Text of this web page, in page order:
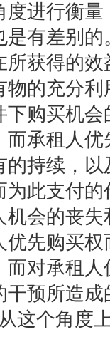
进行衡
是有差别
获得的
的充分
购买机
承租人
持续，
此支付
会的丧
先购买
对承租人
预所造
从这个角度